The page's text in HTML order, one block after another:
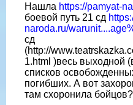
Нашла https://pamyat-
боевой путь 21 сд
naroda.ru/
сд
(http://
1.html )весь выходной
списков
погибших. А вот
там схоронила